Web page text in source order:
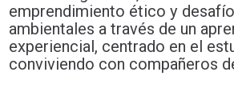
emprendimiento ético y
ambientales a través de un
experiencial, centrado en el
conviviendo con compañeros